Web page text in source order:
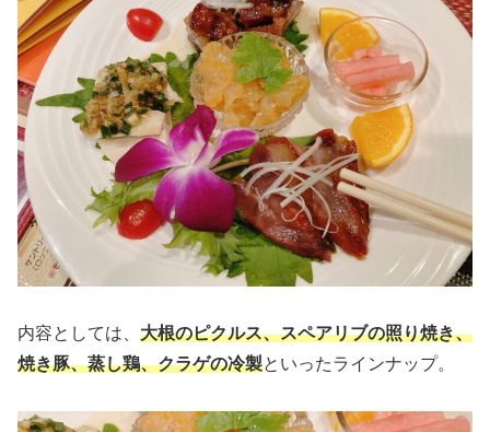
内容としては、 大根のピクルス、スペアリブの照り焼き、
焼き豚、蒸し鶏、クラゲの冷製といったラインナップ。